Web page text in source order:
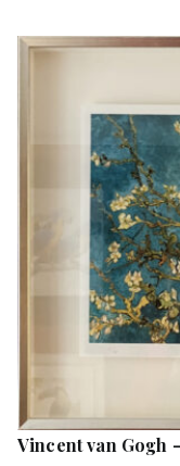
n
Vincent van Gogh